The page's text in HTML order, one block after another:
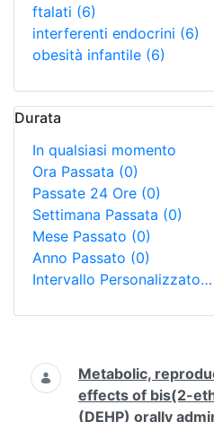
ftalati (6)
interferenti endocrini (6)
obesità infantile (6)
Durata
In qualsiasi momento
Ora Passata (0)
Passate 24 Ore (0)
Settimana Passata (0)
Mese Passato (0)
Anno Passato (0)
Intervallo Personalizzato…
Ricerca
Metabolic,
effects of bis(2-
(DEHP) orally